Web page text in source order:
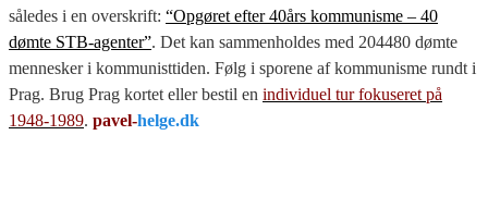
således i en overskrift: “Opgøret efter 40års kommunisme – 40
dømte STB-agenter”. Det kan sammenholdes med 204480 dømte
mennesker i kommunisttiden. Følg i sporene af kommunisme rundt i
Prag. Brug Prag kortet eller bestil en individuel tur fokuseret på
1948-1989. pavel-helge.dk